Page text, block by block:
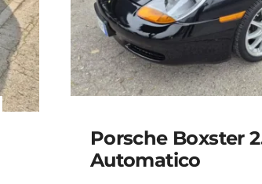
Porsche Boxster
Automatico